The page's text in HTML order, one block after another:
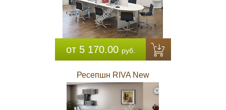
от 5 170.00 руб.
Ресепшн RIVA New